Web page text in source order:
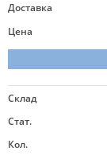
Доставка
Цена
Склад
Стат.
Кол.